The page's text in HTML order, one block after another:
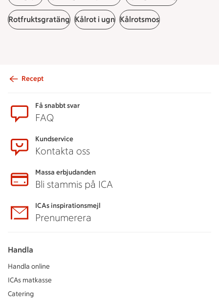
Rotfruktsgratäng Kålrot i ugn Kålrotsmos
Recept
Få snabbt svar
FAQ
Kundservice
Kontakta oss
Massa erbjudanden
Bli stammis på ICA
ICAs inspirationsmejl
Prenumerera
Handla
Handla online
ICAs matkasse
Catering